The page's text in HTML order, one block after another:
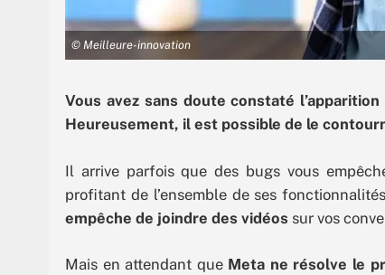
© Meilleure-innovation
Vous avez sans doute constaté
Heureusement, il est possible de le
Il arrive parfois que des bugs vous
profitant de l’ensemble de ses
empêche de joindre des vidéos sur vos
Mais en attendant que Meta ne résolve le